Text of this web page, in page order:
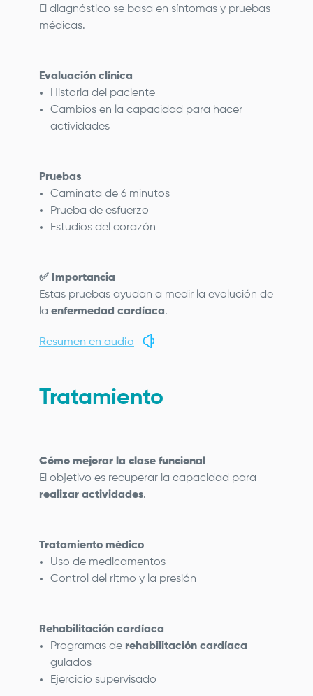
El diagnóstico se basa en síntomas y pruebas
médicas.
Evaluación clínica
Historia del paciente
Cambios en la capacidad para hacer
actividades
Pruebas
Caminata de 6 minutos
Prueba de esfuerzo
Estudios del corazón
✅ Importancia
Estas pruebas ayudan a medir la evolución de
la enfermedad cardíaca.
Resumen en audio
Tratamiento
Cómo mejorar la clase funcional
El objetivo es recuperar la capacidad para
realizar actividades.
Tratamiento médico
Uso de medicamentos
Control del ritmo y la presión
Rehabilitación cardíaca
Programas de rehabilitación cardíaca
guiados
Ejercicio supervisado